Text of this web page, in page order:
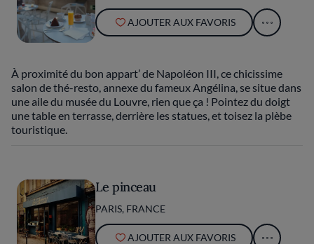
AJOUTER AUX FAVORIS
À proximité du bon appart’ de Napoléon III, ce chicissime
salon de thé-resto, annexe du fameux Angélina, se situe dans
une aile du musée du Louvre, rien que ça ! Pointez du doigt
une table en terrasse, derrière les statues, et toisez la plèbe
touristique.
Le pinceau
PARIS, FRANCE
AJOUTER AUX FAVORIS